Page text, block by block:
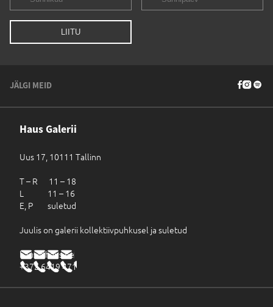
JÄLGI MEID
Haus Galerii
Uus 17, 10111 Tallinn
T – R 11 – 18
L 11 – 16
E, P suletud
Juulis on galerii kollektiivpuhkusel ja suletud
haus@haus.ee
+372 6419 471